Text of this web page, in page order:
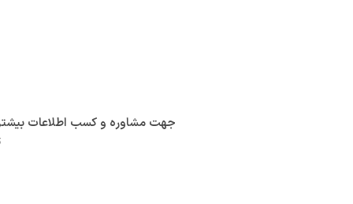
جهت مشاوره و کسب اطلاعات بیشتر